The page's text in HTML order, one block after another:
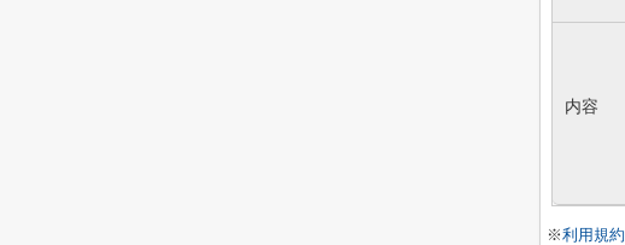
内容
※利用規約